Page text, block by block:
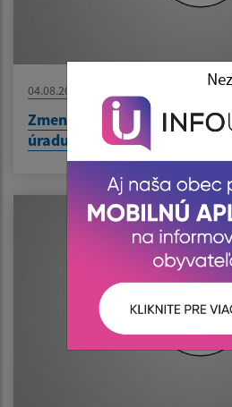
04.08.2026
Zmena času počas
úradu v dňoch od 10.8. do